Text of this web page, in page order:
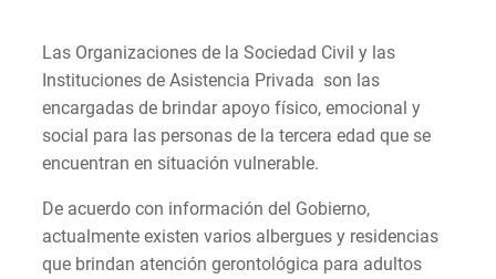
Las Organizaciones de la Sociedad Civil y las
Instituciones de Asistencia Privada son las
encargadas de brindar apoyo físico, emocional y
social para las personas de la tercera edad que se
encuentran en situación vulnerable.
De acuerdo con información del Gobierno,
actualmente existen varios albergues y residencias
que brindan atención gerontológica para adultos